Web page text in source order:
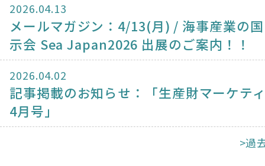
2026.04.13
メールマガジン：4/13(月) / 海事産業の
示会 Sea Japan2026 出展のご案内！！
2026.04.02
記事掲載のお知らせ：「生産財マーケテ
4月号」
>過